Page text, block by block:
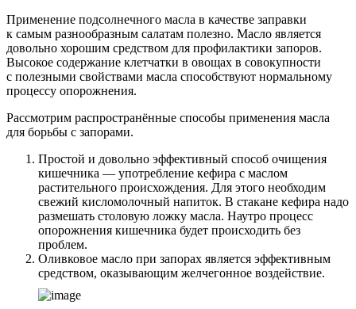
Применение подсолнечного масла в качестве заправки
к самым разнообразным салатам полезно. Масло является
довольно хорошим средством для профилактики запоров.
Высокое содержание клетчатки в овощах в совокупности
с полезными свойствами масла способствуют нормальному
процессу опорожнения.
Рассмотрим распространённые способы применения масла
для борьбы с запорами.
Простой и довольно эффективный способ очищения
кишечника — употребление кефира с маслом
растительного происхождения. Для этого необходим
свежий кисломолочный напиток. В стакане кефира надо
размешать столовую ложку масла. Наутро процесс
опорожнения кишечника будет происходить без
проблем.
Оливковое масло при запорах является эффективным
средством, оказывающим желчегонное воздействие.